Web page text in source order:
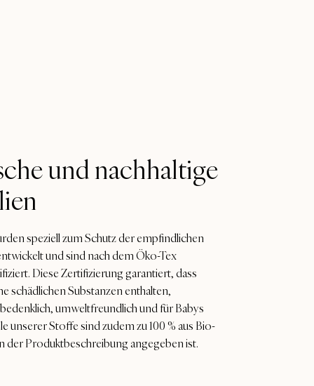
und nachhaltige
speziell zum Schutz der empfindlichen
und sind nach dem Öko-Tex
Diese Zertifizierung garantiert, dass
schädlichen Substanzen enthalten,
umweltfreundlich und für Babys
unserer Stoffe sind zudem zu 100 % aus Bio-
der Produktbeschreibung angegeben ist.